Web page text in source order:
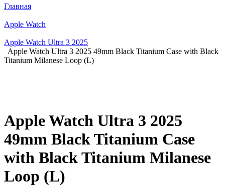
Главная
Apple Watch
Apple Watch Ultra 3 2025
Apple Watch Ultra 3 2025 49mm Black Titanium Case with Black
Titanium Milanese Loop (L)
Apple Watch Ultra 3 2025
49mm Black Titanium Case
with Black Titanium Milanese
Loop (L)